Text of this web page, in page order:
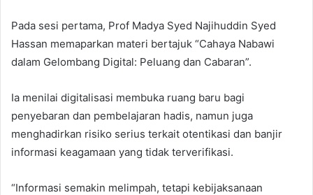
Pada sesi pertama, Prof Madya Syed Najihuddin Syed
Hassan memaparkan materi bertajuk “Cahaya Nabawi
dalam Gelombang Digital: Peluang dan Cabaran”.
Ia menilai digitalisasi membuka ruang baru bagi
penyebaran dan pembelajaran hadis, namun juga
menghadirkan risiko serius terkait otentikasi dan banjir
informasi keagamaan yang tidak terverifikasi.
“Informasi semakin melimpah, tetapi kebijaksanaan